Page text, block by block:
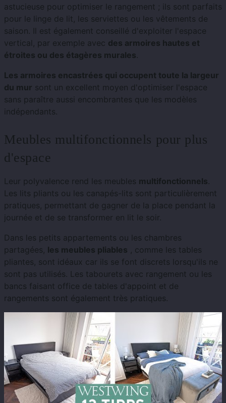
astucieuse pour optimiser le rangement ; ils sont parfaits
pour le linge de lit, les serviettes ou les vêtements de
saison. Il est également conseillé d'exploiter l'espace
vertical, par exemple avec des armoires hautes et
étroites ou des étagères murales.
Les armoires encastrées qui occupent toute la largeur
du mur sont un excellent moyen d'optimiser l'espace
sans paraître aussi encombrantes que les modèles
indépendants.
Meubles multifonctionnels pour plus
d'espace
Leur polyvalence rend les meubles multifonctionnels.
Les lits pliants ou les canapés-lits sont particulièrement
pratiques, permettant de gagner de la place pendant la
journée et de se transformer en lit le soir.
Dans les petits appartements ou les chambres
partagées, les meubles pliables , comme les tables
pliantes, sont idéaux car ils se font discrets lorsqu'ils ne
sont pas utilisés. Les tabourets avec rangement ou les
bancs faisant office de tables d'appoint et de
rangements sont également très pratiques.